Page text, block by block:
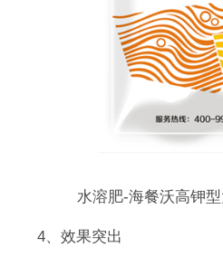
水溶肥-海餐沃高钾
4、效果突出